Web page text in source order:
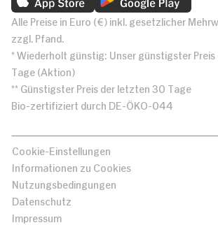
Alle Preise in Euro (€) inkl. gesetzlicher
zzgl. Pfand.
* Wiederholt günstig: Unser günstigster
Tage (Aktion)
** Günstigster Preis der letzten 30 Tage
Bio-zertifiziert durch DE-ÖKO-044
Cookie-Einstellungen
Informationen zu Cookies
Nutzungsbedingungen
Datenschutz
Impressum